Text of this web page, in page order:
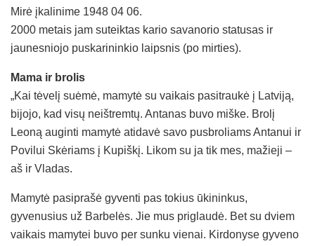
Mirė įkalinime 1948 04 06.
2000 metais jam suteiktas kario savanorio statusas ir
jaunesniojo puskarininkio laipsnis (po mirties).
Mama ir brolis
„Kai tėvelį suėmė, mamytė su vaikais pasitraukė į Latviją,
bijojo, kad visų neištremtų. Antanas buvo miške. Brolį
Leoną auginti mamytė atidavė savo pusbroliams Antanui ir
Povilui Skėriams į Kupiškį. Likom su ja tik mes, mažieji –
aš ir Vladas.
Mamytė pasiprašė gyventi pas tokius ūkininkus,
gyvenusius už Barbelės. Jie mus priglaudė. Bet su dviem
vaikais mamytei buvo per sunku vienai. Kirdonyse gyveno